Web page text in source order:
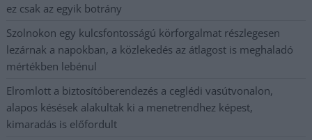
ez csak az egyik botrány
Szolnokon egy kulcsfontosságú körforgalmat részlegesen
lezárnak a napokban, a közlekedés az átlagost is meghaladó
mértékben lebénul
Elromlott a biztosítóberendezés a ceglédi vasútvonalon,
alapos késések alakultak ki a menetrendhez képest,
kimaradás is előfordult